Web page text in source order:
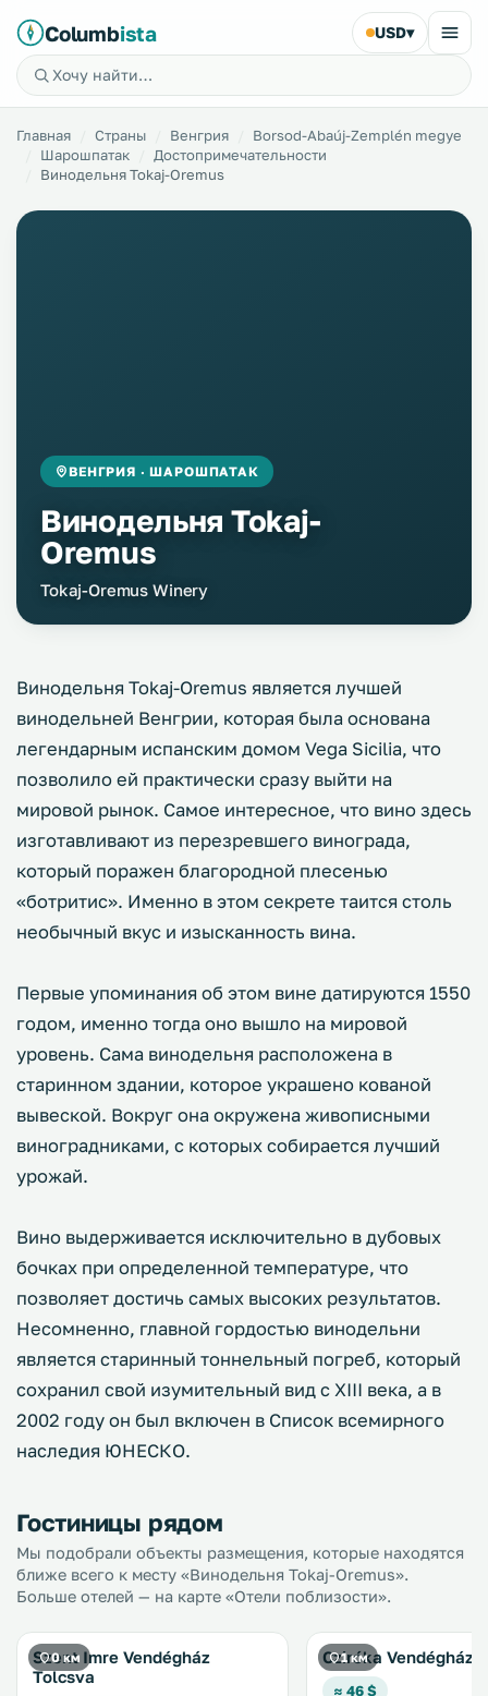
Columbista USD▾
Главная Страны Венгрия
Borsod-Abaúj-Zemplén megye
Шарошпатак
Достопримечательности
Винодельня Tokaj-Oremus
ВЕНГРИЯ · ШАРОШПАТАК
Винодельня Tokaj-
Oremus
Tokaj-Oremus Winery
Винодельня Tokaj-Oremus является лучшей
винодельней Венгрии, которая была основана
легендарным испанским домом Vega Sicilia, что
позволило ей практически сразу выйти на
мировой рынок. Самое интересное, что вино здесь
изготавливают из перезревшего винограда,
который поражен благородной плесенью
«ботритис». Именно в этом секрете таится столь
необычный вкус и изысканность вина.
Первые упоминания об этом вине датируются 1550
годом, именно тогда оно вышло на мировой
уровень. Сама винодельня расположена в
старинном здании, которое украшено кованой
вывеской. Вокруг она окружена живописными
виноградниками, с которых собирается лучший
урожай.
Вино выдерживается исключительно в дубовых
бочках при определенной температуре, что
позволяет достичь самых высоких результатов.
Несомненно, главной гордостью винодельни
является старинный тоннельный погреб, который
сохранил свой изумительный вид с XIII века, а в
2002 году он был включен в Список всемирного
наследия ЮНЕСКО.
Гостиницы рядом
Мы подобрали объекты размещения, которые находятся
ближе всего к месту «Винодельня Tokaj-Oremus».
Больше отелей — на карте «Отели поблизости».
0 км
Szent Imre Vendégház
Tolcsva
1 км
Cziróka Vendégház
≈ 46 $